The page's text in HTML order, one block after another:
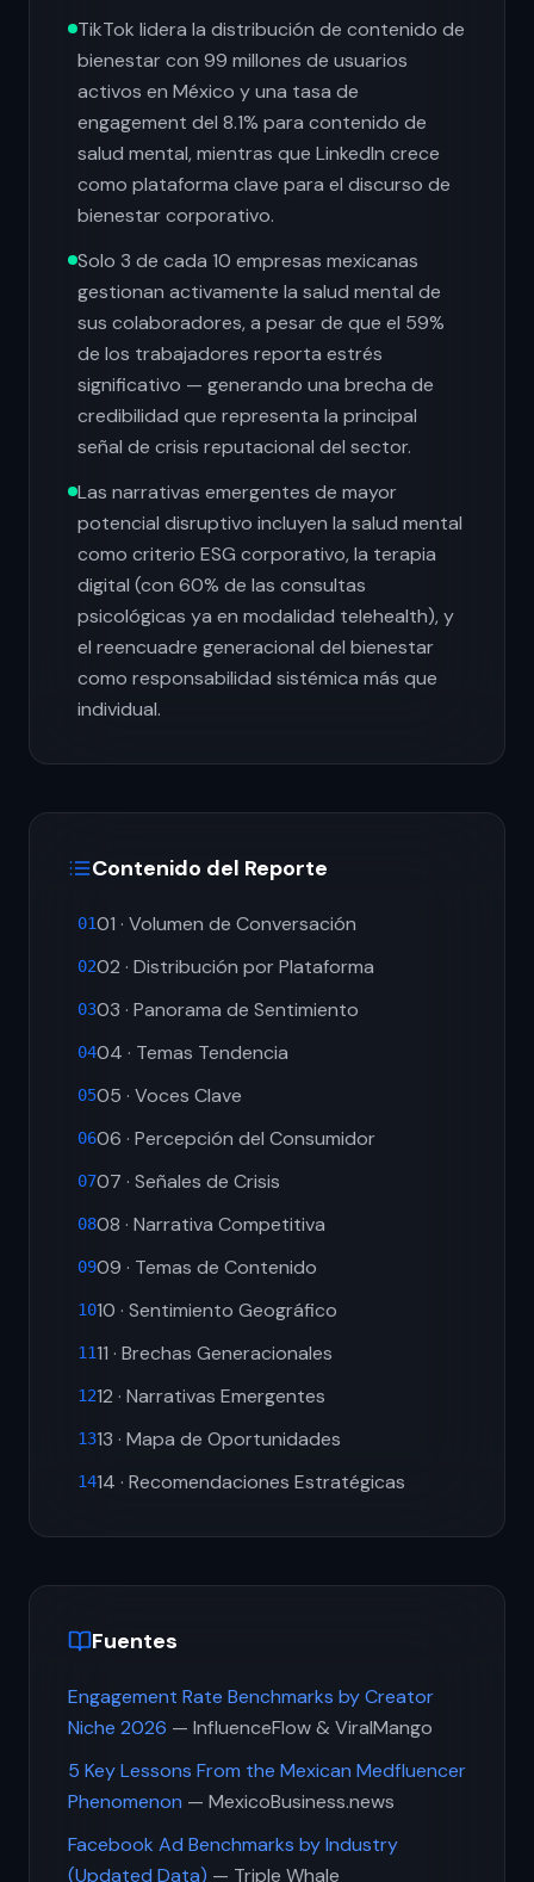
TikTok lidera la distribución de contenido de
bienestar con 99 millones de usuarios
activos en México y una tasa de
engagement del 8.1% para contenido de
salud mental, mientras que LinkedIn crece
como plataforma clave para el discurso de
bienestar corporativo.
Solo 3 de cada 10 empresas mexicanas
gestionan activamente la salud mental de
sus colaboradores, a pesar de que el 59%
de los trabajadores reporta estrés
significativo — generando una brecha de
credibilidad que representa la principal
señal de crisis reputacional del sector.
Las narrativas emergentes de mayor
potencial disruptivo incluyen la salud mental
como criterio ESG corporativo, la terapia
digital (con 60% de las consultas
psicológicas ya en modalidad telehealth), y
el reencuadre generacional del bienestar
como responsabilidad sistémica más que
individual.
Contenido del Reporte
0101 · Volumen de Conversación
0202 · Distribución por Plataforma
0303 · Panorama de Sentimiento
0404 · Temas Tendencia
0505 · Voces Clave
0606 · Percepción del Consumidor
0707 · Señales de Crisis
0808 · Narrativa Competitiva
0909 · Temas de Contenido
1010 · Sentimiento Geográfico
1111 · Brechas Generacionales
1212 · Narrativas Emergentes
1313 · Mapa de Oportunidades
1414 · Recomendaciones Estratégicas
Fuentes
Engagement Rate Benchmarks by Creator
Niche 2026 — InfluenceFlow & ViralMango
5 Key Lessons From the Mexican Medfluencer
Phenomenon — MexicoBusiness.news
Facebook Ad Benchmarks by Industry
(Updated Data) — Triple Whale